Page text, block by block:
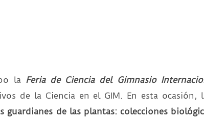
la Feria de Ciencia del Gimnasio
de la Ciencia en el GIM. En esta
guardianes de las plantas: colecciones